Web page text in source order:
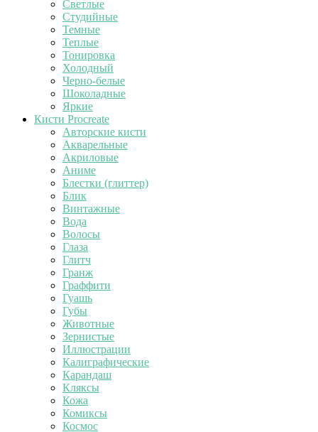
Светлые
Студийные
Темные
Теплые
Тонировка
Холодный
Черно-белые
Шоколадные
Яркие
Кисти Procreate
Авторские кисти
Акварельные
Акриловые
Аниме
Блестки (глиттер)
Блик
Винтажные
Вода
Волосы
Глаза
Глитч
Гранж
Граффити
Гуашь
Губы
Животные
Зернистые
Иллюстрации
Калиграфические
Карандаш
Кляксы
Кожа
Комиксы
Космос